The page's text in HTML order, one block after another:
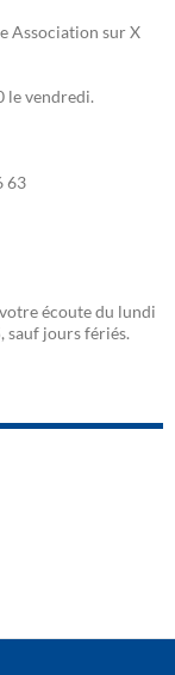
Association sur X
le vendredi.
63
écoute du lundi
sauf jours fériés.